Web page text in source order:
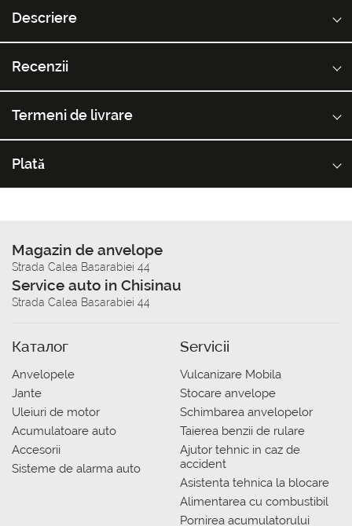
Descriere
Recenzii
Termeni de livrare
Plată
Magazin de anvelope
Strada Calea Basarabiei 44
Service auto in Chisinau
Strada Calea Basarabiei 44
Каталог
Anvelopele
Jante
Uleiuri de motor
Acumulatoare auto
Accesorii
Sisteme de alarma auto
Servicii
Vulcanizare Mobila
Stocare anvelope
Schimbarea anvelopelor
Taierea benzii de rulare
Ajutor tehnic in caz de
accident
Asistenta tehnica la blocare
Alimentarea cu combustibil
Pornirea acumulatorului